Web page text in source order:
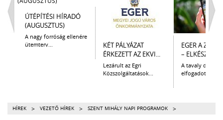
ÚTÉPÍTÉSI HÍRADÓ
(AUGUSZTUS)
A nagy forróság ellenére
ütemterv...
KÉT PÁLYÁZAT
ÉRKEZETT AZ EKVI...
Lezárult az Egri
Közszolgáltatások...
EGER A
– ELKÉSZÜLT
A tavaly
elfogadott
HÍREK > VEZETŐ HÍREK > SZENT MIHÁLY NAPI PROGRAMOK >